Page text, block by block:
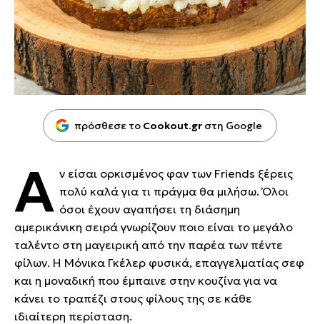
πρόσθεσε το Cookout.gr στη Google
Α ν είσαι ορκισμένος φαν των Friends ξέρεις
πολύ καλά για τι πράγμα θα μιλήσω. Όλοι
όσοι έχουν αγαπήσει τη διάσημη
αμερικάνικη σειρά γνωρίζουν ποιο είναι το μεγάλο
ταλέντο στη μαγειρική από την παρέα των πέντε
φίλων. Η Μόνικα Γκέλερ φυσικά, επαγγελματίας σεφ
και η μοναδική που έμπαινε στην κουζίνα για να
κάνει το τραπέζι στους φίλους της σε κάθε
ιδιαίτερη περίσταση.